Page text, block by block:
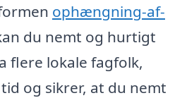
ophængning-af-
du nemt og hurtigt
flere lokale fagfolk,
og sikrer, at du nemt